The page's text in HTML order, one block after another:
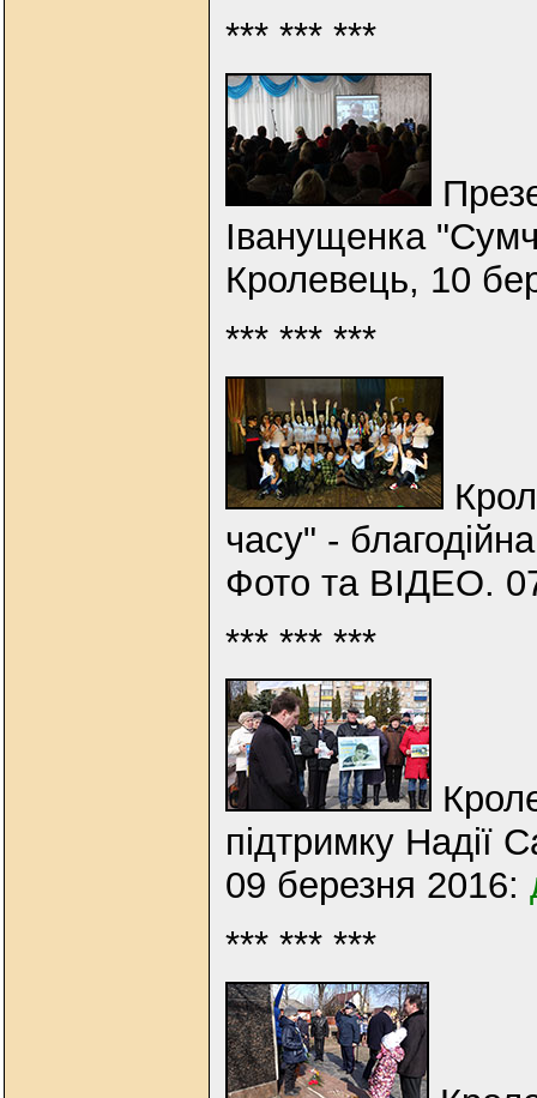
*** *** ***
Іванущенка
Кролевець, 10
*** *** ***
часу" -
Фото та ВІДЕО.
*** *** ***
підтримку Надії
09 березня 2016:
*** *** ***